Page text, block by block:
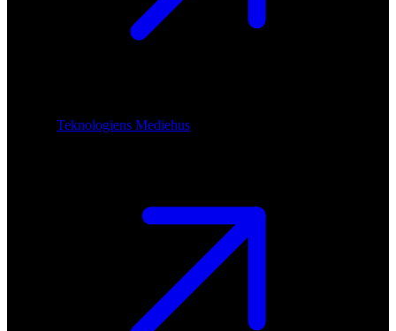
Teknologiens Mediehus